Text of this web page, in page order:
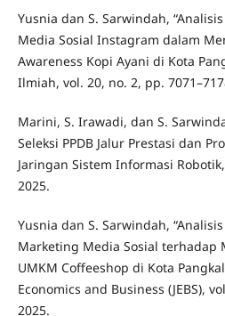
Yusnia dan S. Sarwindah,
Media Sosial Instagram dalam
Awareness Kopi Ayani di Kota
Ilmiah, vol. 20, no. 2, pp.
Marini, S. Irawadi, dan S.
Seleksi PPDB Jalur Prestasi dan
Jaringan Sistem Informasi
2025.
Yusnia dan S. Sarwindah,
Marketing Media Sosial terhadap
UMKM Coffeeshop di Kota
Economics and Business (JEBS),
2025.